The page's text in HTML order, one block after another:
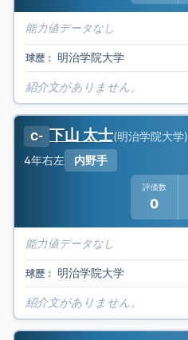
能力値データなし
球歴： 明治学院大学
紹介文がありません。
C- 下山 太士(明治学院大学)
4年右左 内野手
評価数
0
能力値データなし
球歴： 明治学院大学
紹介文がありません。